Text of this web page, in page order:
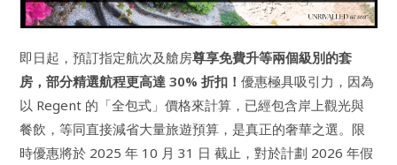
即日起，預訂指定航次及艙房尊享免費升等兩個級別的套
房，部分精選航程更高達 30% 折扣！優惠極具吸引力，因為
以 Regent 的「全包式」價格來計算，已經包含岸上觀光與
餐飲，等同直接減省大量旅遊預算，是真正的奢華之選。限
時優惠將於 2025 年 10 月 31 日 截止，對於計劃 2026 年假